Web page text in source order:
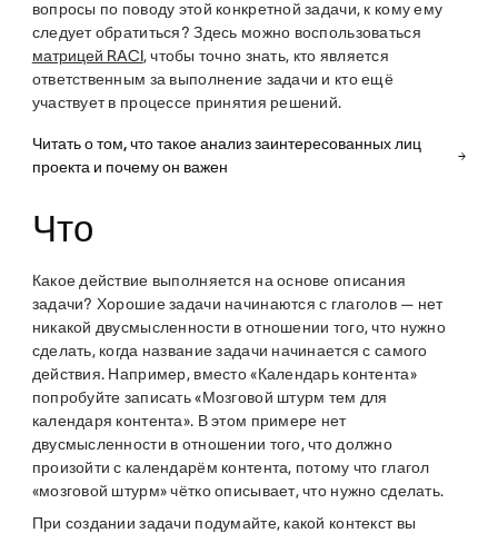
вопросы по поводу этой конкретной задачи, к кому ему
следует обратиться? Здесь можно воспользоваться
матрицей RACI, чтобы точно знать, кто является
ответственным за выполнение задачи и кто ещё
участвует в процессе принятия решений.
Читать о том, что такое анализ заинтересованных лиц
проекта и почему он важен
Что
Какое действие выполняется на основе описания
задачи? Хорошие задачи начинаются с глаголов — нет
никакой двусмысленности в отношении того, что нужно
сделать, когда название задачи начинается с самого
действия. Например, вместо «Календарь контента»
попробуйте записать «Мозговой штурм тем для
календаря контента». В этом примере нет
двусмысленности в отношении того, что должно
произойти с календарём контента, потому что глагол
«мозговой штурм» чётко описывает, что нужно сделать.
При создании задачи подумайте, какой контекст вы